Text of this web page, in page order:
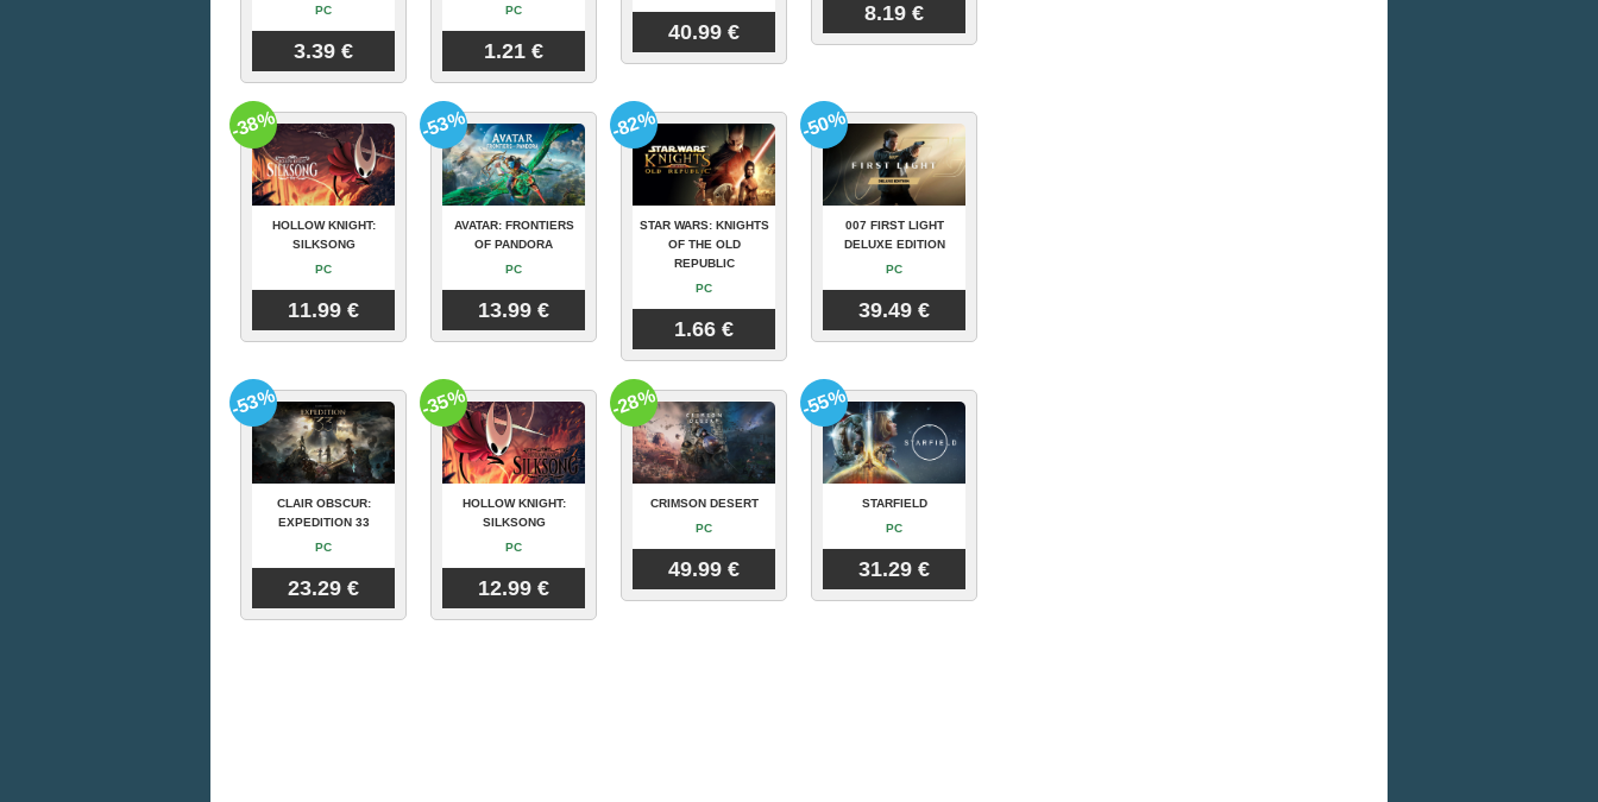
PC
3.39 €
PC
1.21 €
40.99 €
8.19 €
HOLLOW KNIGHT:
SILKSONG
PC
11.99 €
-38%
AVATAR: FRONTIERS
OF PANDORA
PC
13.99 €
-53%
STAR WARS: KNIGHTS
OF THE OLD
REPUBLIC
PC
1.66 €
-82%
007 FIRST LIGHT
DELUXE EDITION
PC
39.49 €
-50%
CLAIR OBSCUR:
EXPEDITION 33
PC
23.29 €
-53%
HOLLOW KNIGHT:
SILKSONG
PC
12.99 €
-35%
CRIMSON DESERT
PC
49.99 €
-28%
STARFIELD
PC
31.29 €
-55%